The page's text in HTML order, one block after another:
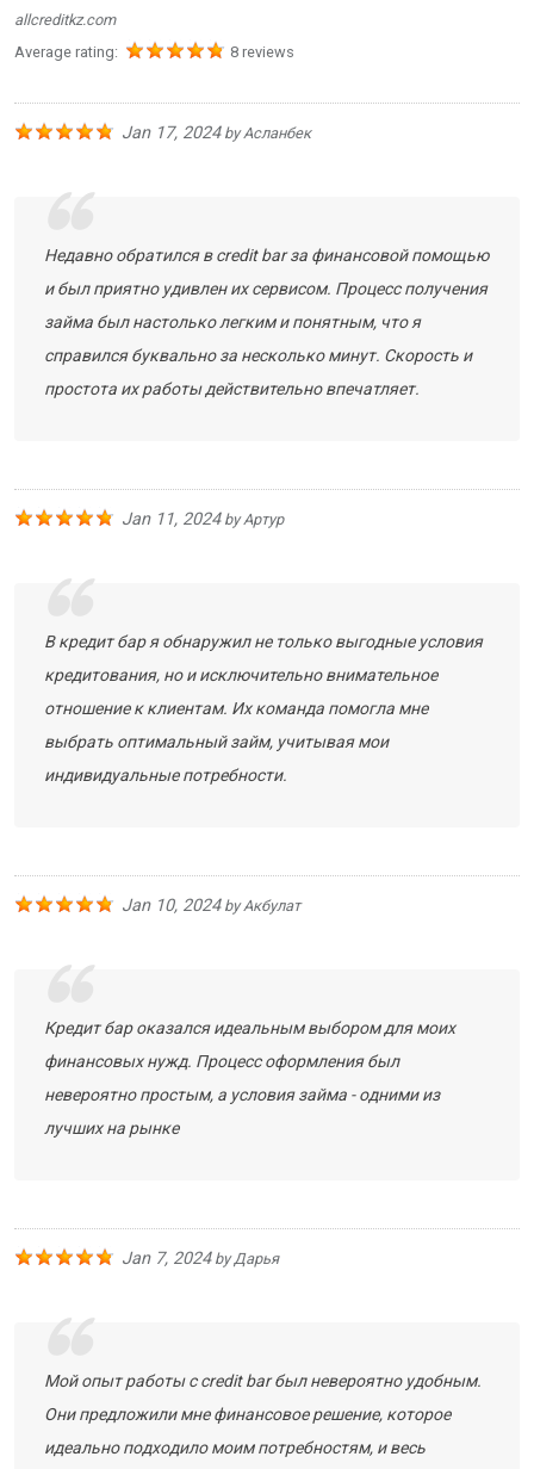
allcreditkz.com
Average rating:
8 reviews
Jan 17, 2024byАсланбек
Недавно обратился в credit bar за финансовой помощью
и был приятно удивлен их сервисом. Процесс получения
займа был настолько легким и понятным, что я
справился буквально за несколько минут. Скорость и
простота их работы действительно впечатляет.
Jan 11, 2024byАртур
В кредит бар я обнаружил не только выгодные условия
кредитования, но и исключительно внимательное
отношение к клиентам. Их команда помогла мне
выбрать оптимальный займ, учитывая мои
индивидуальные потребности.
Jan 10, 2024byАкбулат
Кредит бар оказался идеальным выбором для моих
финансовых нужд. Процесс оформления был
невероятно простым, а условия займа - одними из
лучших на рынке
Jan 7, 2024byДарья
Мой опыт работы с credit bar был невероятно удобным.
Они предложили мне финансовое решение, которое
идеально подходило моим потребностям, и весь